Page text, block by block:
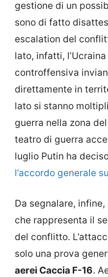
gestione di un
sono di fatto
escalation del
lato, infatti,
controffensiva
direttamente in
lato si stanno
guerra nella zona
teatro di guerra
luglio Putin ha
l’accordo generale
Da segnalare,
che rappresenta il
del conflitto.
solo una prova
aerei Caccia F-16.